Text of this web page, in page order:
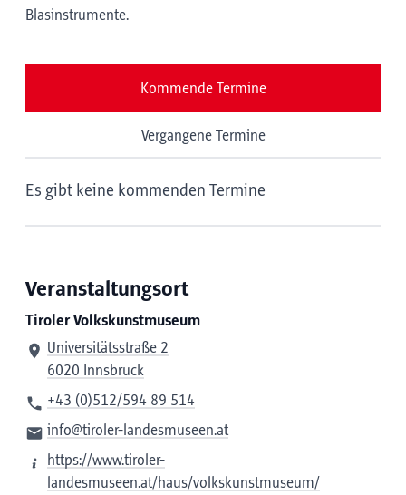
Blasinstrumente.
Kommende Termine
Vergangene Termine
Es gibt keine kommenden Termine
Veranstaltungsort
Tiroler Volkskunstmuseum
Universitätsstraße 2
6020 Innsbruck
+43 (0)512/594 89 514
info@tiroler-landesmuseen.at
https://www.tiroler-
landesmuseen.at/haus/volkskunstmuseum/